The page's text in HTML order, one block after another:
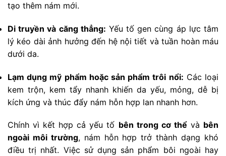
tạo thêm nám mới.
Di truyền và căng thẳng: Yếu tố gen cùng áp lực tâm
lý kéo dài ảnh hưởng đến hệ nội tiết và tuần hoàn máu
dưới da.
Lạm dụng mỹ phẩm hoặc sản phẩm trôi nổi: Các loại
kem trộn, kem tẩy nhanh khiến da yếu, mỏng, dễ bị
kích ứng và thúc đẩy nám hỗn hợp lan nhanh hơn.
Chính vì kết hợp cả yếu tố bên trong cơ thể và bên
ngoài môi trường, nám hỗn hợp trở thành dạng khó
điều trị nhất. Việc sử dụng sản phẩm bôi ngoài hay